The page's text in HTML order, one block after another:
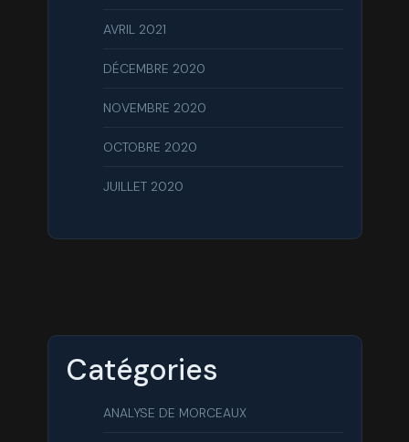
AVRIL 2021
DÉCEMBRE 2020
NOVEMBRE 2020
OCTOBRE 2020
JUILLET 2020
Catégories
ANALYSE DE MORCEAUX